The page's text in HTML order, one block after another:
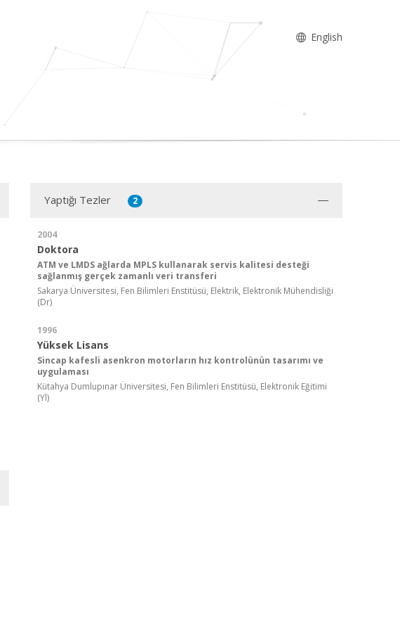
English
Yaptığı Tezler 2
2004
Doktora
ATM ve LMDS ağlarda MPLS kullanarak servis kalitesi desteği
sağlanmış gerçek zamanlı veri transferi
Sakarya Üniversitesi, Fen Bilimleri Enstitüsü, Elektrik, Elektronik Mühendisliği
(Dr)
1996
Yüksek Lisans
Sincap kafesli asenkron motorların hız kontrolünün tasarımı ve
uygulaması
Kütahya Dumlupınar Üniversitesi, Fen Bilimleri Enstitüsü, Elektronik Eğitimi
(Yl)